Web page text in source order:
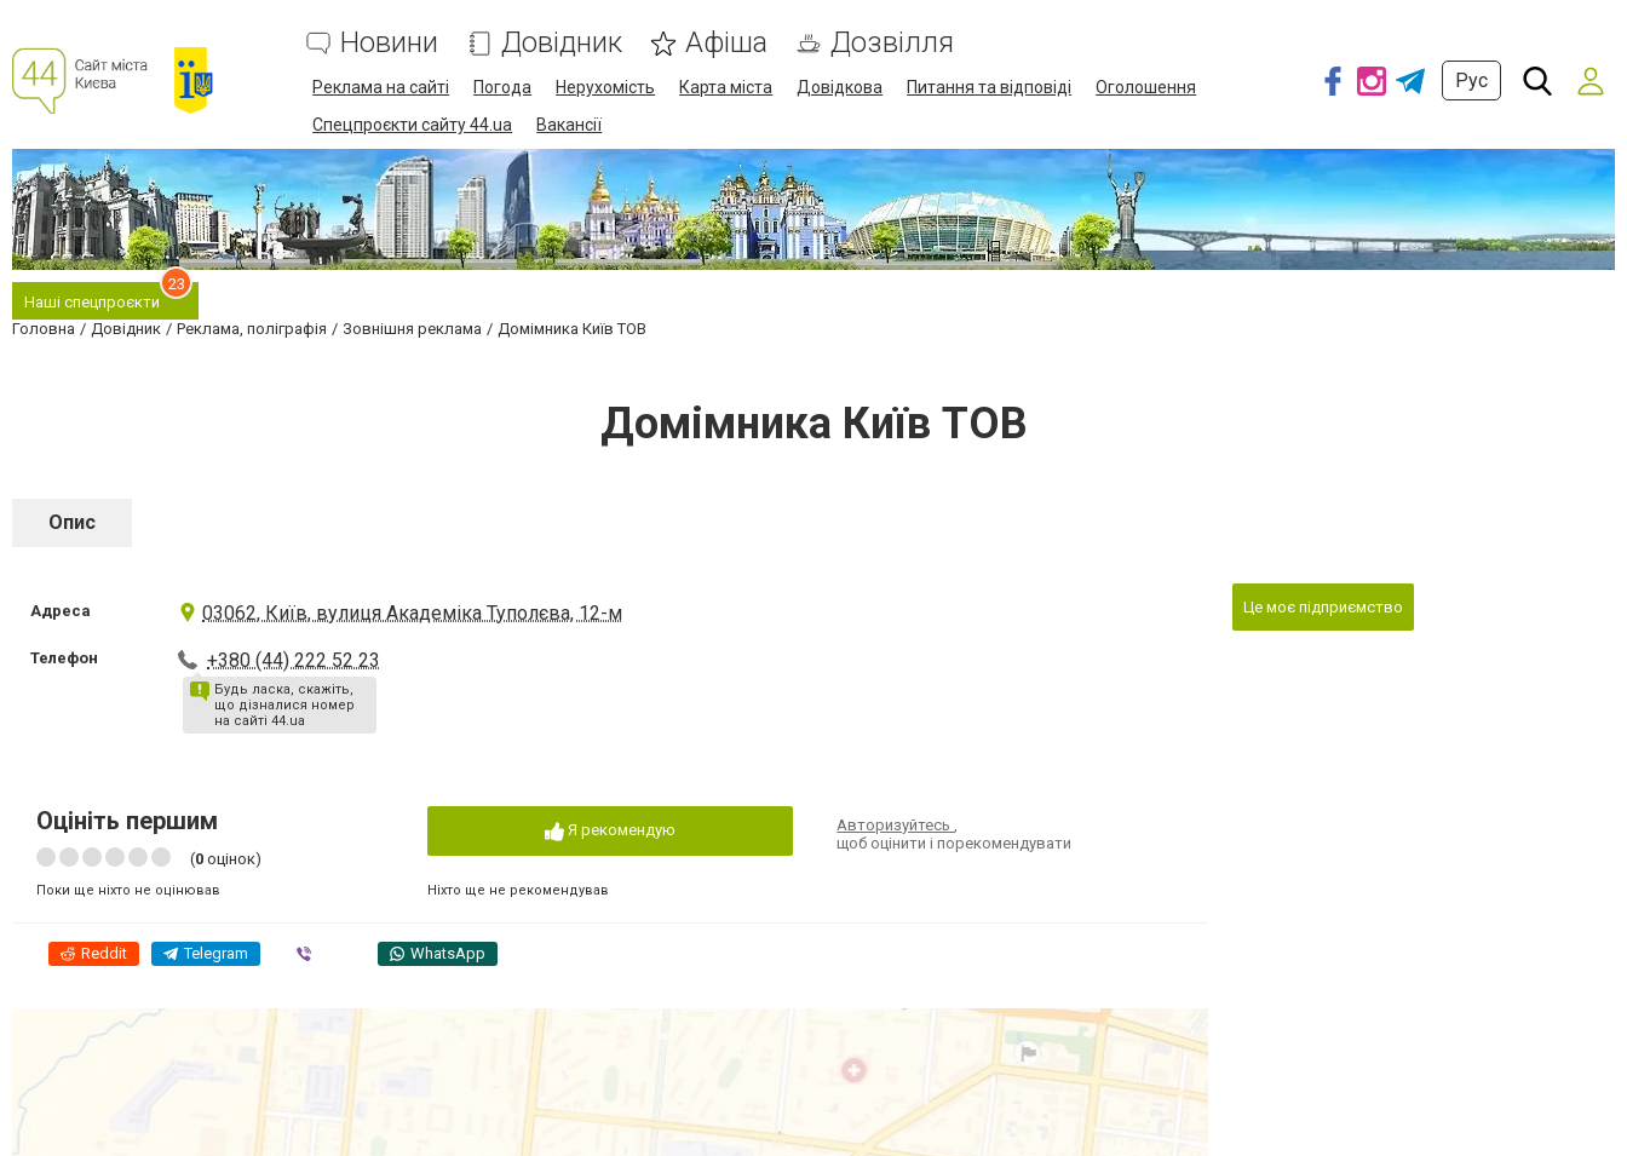
Новини Довідник Афіша Дозвілля
Реклама на сайті Погода Нерухомість Карта міста Довідкова Питання та відповіді
Оголошення
Спецпроєкти сайту 44.ua
Вакансії
Рус
Наші спецпроєкти
23
Головна Довідник Реклама, поліграфія Зовнішня реклама Домімника Київ ТОВ
Домімника Київ ТОВ
Опис
Адреса 03062, Київ, вулиця Академіка Туполєва, 12-м
Телефон +380 (44) 222 52 23
Будь ласка, скажіть,
що дізналися номер
на сайті 44.ua
Оцініть першим
(0 оцінок)
Поки ще ніхто не оцінював
Я рекомендую
Ніхто ще не рекомендував
Авторизуйтесь,
щоб оцінити і порекомендувати
Reddit Telegram WhatsApp
Це моє підприємство